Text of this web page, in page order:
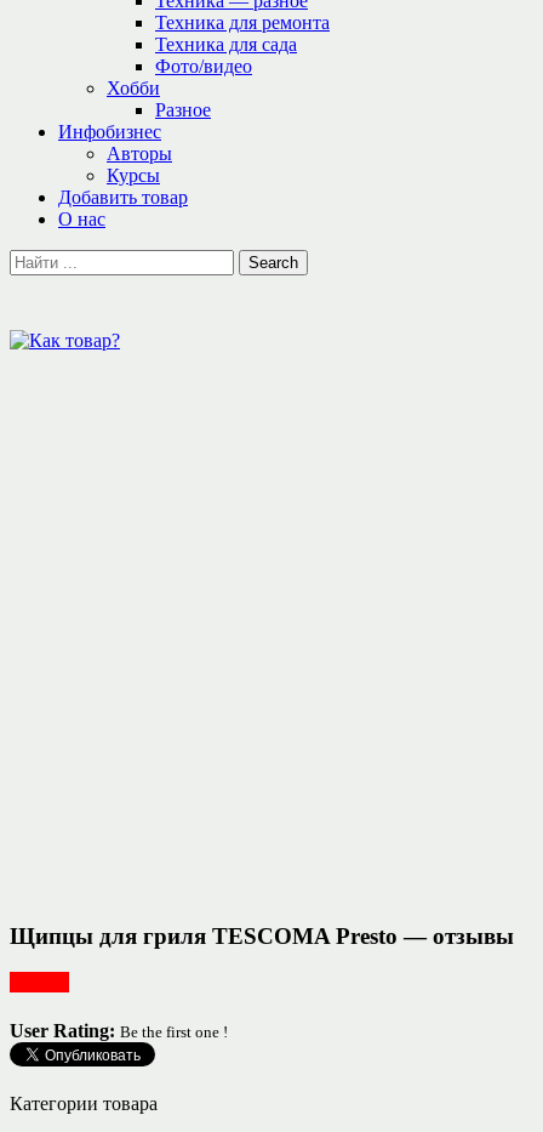
Техника для ремонта
Техника для сада
Фото/видео
Хобби
Разное
Инфобизнес
Авторы
Курсы
Добавить товар
О нас
Щипцы для гриля TESCOMA Presto — отзывы
User Rating: Be the first one !
Категории товара